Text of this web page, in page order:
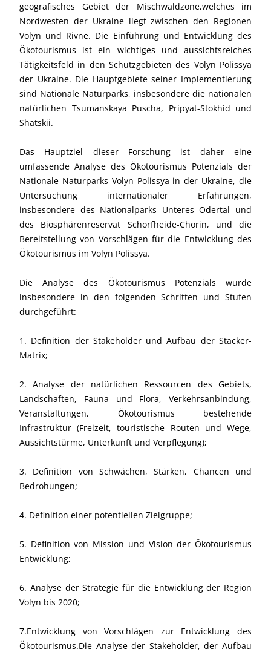
geografisches Gebiet der Mischwaldzone,welches im
Nordwesten der Ukraine liegt zwischen den Regionen
Volyn und Rivne. Die Einführung und Entwicklung des
Ökotourismus ist ein wichtiges und aussichtsreiches
Tätigkeitsfeld in den Schutzgebieten des Volyn Polissya
der Ukraine. Die Hauptgebiete seiner Implementierung
sind Nationale Naturparks, insbesondere die nationalen
natürlichen Tsumanskaya Puscha, Pripyat-Stokhid und
Shatskii.
Das Hauptziel dieser Forschung ist daher eine
umfassende Analyse des Ökotourismus Potenzials der
Nationale Naturparks Volyn Polissya in der Ukraine, die
Untersuchung internationaler Erfahrungen,
insbesondere des Nationalparks Unteres Odertal und
des Biosphärenreservat Schorfheide-Chorin, und die
Bereitstellung von Vorschlägen für die Entwicklung des
Ökotourismus im Volyn Polissya.
Die Analyse des Ökotourismus Potenzials wurde
insbesondere in den folgenden Schritten und Stufen
durchgeführt:
1. Definition der Stakeholder und Aufbau der Stacker-
Matrix;
2. Analyse der natürlichen Ressourcen des Gebiets,
Landschaften, Fauna und Flora, Verkehrsanbindung,
Veranstaltungen, Ökotourismus bestehende
Infrastruktur (Freizeit, touristische Routen und Wege,
Aussichtstürme, Unterkunft und Verpflegung);
3. Definition von Schwächen, Stärken, Chancen und
Bedrohungen;
4. Definition einer potentiellen Zielgruppe;
5. Definition von Mission und Vision der Ökotourismus
Entwicklung;
6. Analyse der Strategie für die Entwicklung der Region
Volyn bis 2020;
7.Entwicklung von Vorschlägen zur Entwicklung des
Ökotourismus.Die Analyse der Stakeholder, der Aufbau